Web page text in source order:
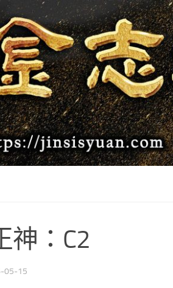
神：C2
05-15